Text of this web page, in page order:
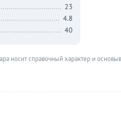
23
4.8
40
носит справочный характер и